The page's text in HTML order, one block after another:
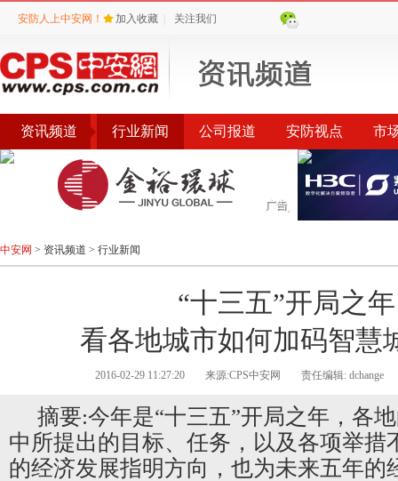
安防人上中安网！ 加入收藏 关注我们
资讯频道 行业新闻 公司报道 安防视点 市
公告 评选 榜单
中安网 > 资讯频道 > 行业新闻
“十三五”开局之年
看各地城市如何加码智慧
2016-02-29 11:27:20 来源:CPS中安网 责任编辑: dchange
摘要:今年是“十三五”开局之年，各
中所提出的目标、任务，以及各项举措
的经济发展指明方向，也为未来五年的